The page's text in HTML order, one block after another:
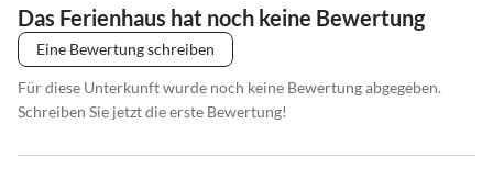
Das Ferienhaus hat noch keine Bewertung
Eine Bewertung schreiben
Für diese Unterkunft wurde noch keine Bewertung abgegeben.
Schreiben Sie jetzt die erste Bewertung!